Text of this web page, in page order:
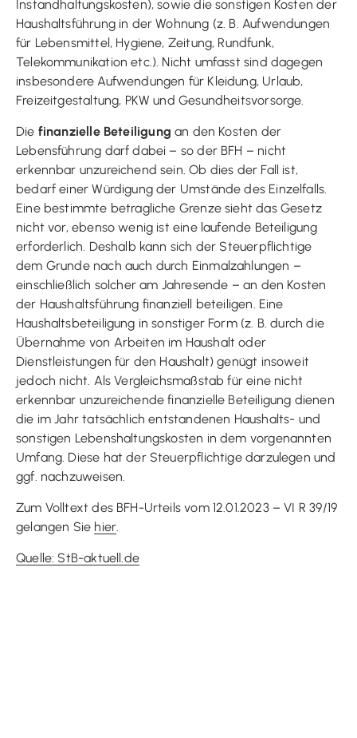
Instandhaltungskosten), sowie die sonstigen Kosten der
Haushaltsführung in der Wohnung (z. B. Aufwendungen
für Lebensmittel, Hygiene, Zeitung, Rundfunk,
Telekommunikation etc.). Nicht umfasst sind dagegen
insbesondere Aufwendungen für Kleidung, Urlaub,
Freizeitgestaltung, PKW und Gesundheitsvorsorge.
Die finanzielle Beteiligung an den Kosten der
Lebensführung darf dabei – so der BFH – nicht
erkennbar unzureichend sein. Ob dies der Fall ist,
bedarf einer Würdigung der Umstände des Einzelfalls.
Eine bestimmte betragliche Grenze sieht das Gesetz
nicht vor, ebenso wenig ist eine laufende Beteiligung
erforderlich. Deshalb kann sich der Steuerpflichtige
dem Grunde nach auch durch Einmalzahlungen –
einschließlich solcher am Jahresende – an den Kosten
der Haushaltsführung finanziell beteiligen. Eine
Haushaltsbeteiligung in sonstiger Form (z. B. durch die
Übernahme von Arbeiten im Haushalt oder
Dienstleistungen für den Haushalt) genügt insoweit
jedoch nicht. Als Vergleichsmaßstab für eine nicht
erkennbar unzureichende finanzielle Beteiligung dienen
die im Jahr tatsächlich entstandenen Haushalts- und
sonstigen Lebenshaltungskosten in dem vorgenannten
Umfang. Diese hat der Steuerpflichtige darzulegen und
ggf. nachzuweisen.
Zum Volltext des BFH-Urteils vom 12.01.2023 – VI R 39/19
gelangen Sie hier
Quelle: StB-aktuell.de